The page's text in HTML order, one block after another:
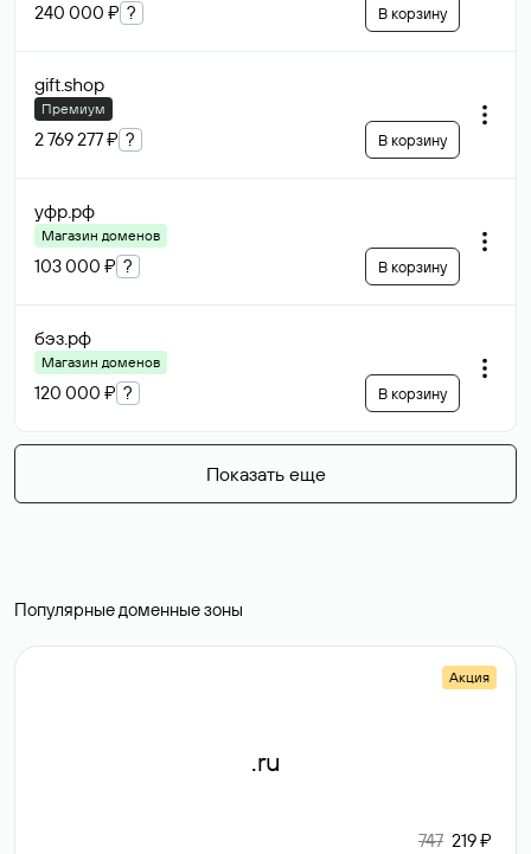
240 000 ₽ ? В корзину
gift.shop
Премиум
2 769 277 ₽ ? В корзину
уфр.рф
Магазин доменов
103 000 ₽ ? В корзину
бэз.рф
Магазин доменов
120 000 ₽ ? В корзину
Показать еще
Популярные доменные зоны
Акция
.ru
747 219 ₽